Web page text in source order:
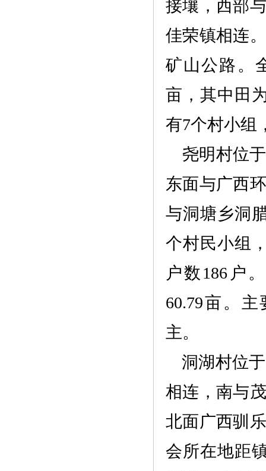
接壤，西部
佳荣镇相连
矿山公路。
亩，其中田
有7个村小组
尧明村位
东面与广西
与洞塘乡洞
个村民小组
户数186户
60.79亩。
主。
洞湖村位
相连，南与
北面广西驯
会所在地距